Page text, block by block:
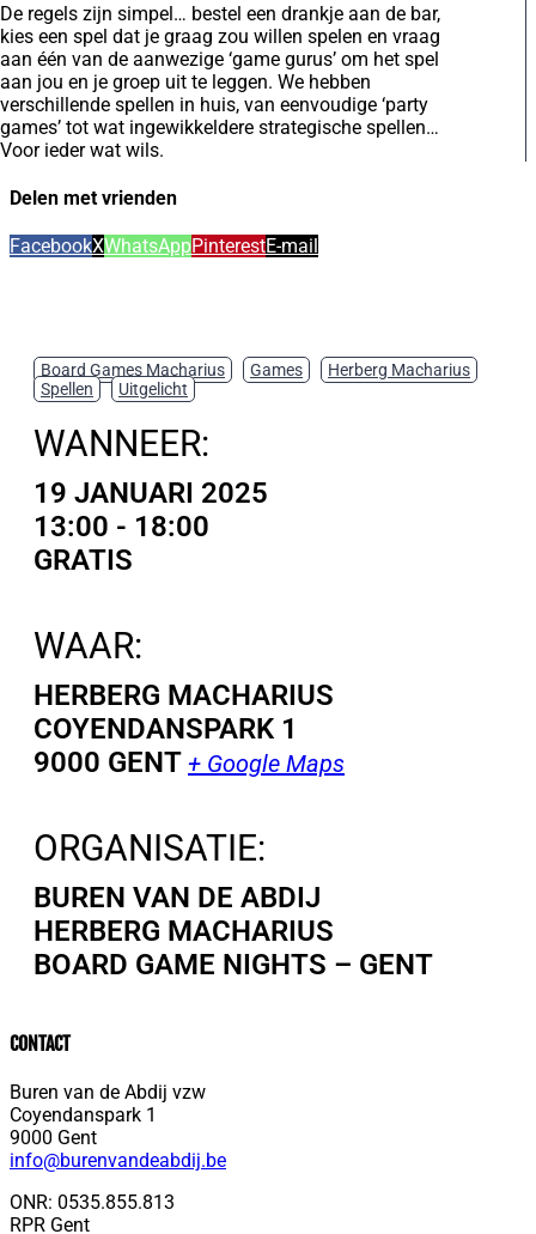
De regels zijn simpel… bestel een drankje aan de bar,
kies een spel dat je graag zou willen spelen en vraag
aan één van de aanwezige ‘game gurus’ om het spel
aan jou en je groep uit te leggen. We hebben
verschillende spellen in huis, van eenvoudige ‘party
games’ tot wat ingewikkeldere strategische spellen…
Voor ieder wat wils.
Delen met vrienden
FacebookXWhatsAppPinterestE-mail
Board Games Macharius Games Herberg Macharius
Spellen
, Uitgelicht
WANNEER:
19 JANUARI 2025
13:00 - 18:00
GRATIS
WAAR:
HERBERG MACHARIUS
COYENDANSPARK 1
9000 GENT + Google Maps
ORGANISATIE:
BUREN VAN DE ABDIJ
HERBERG MACHARIUS
BOARD GAME NIGHTS – GENT
CONTACT
Buren van de Abdij vzw
Coyendanspark 1
9000 Gent
info@burenvandeabdij.be
ONR: 0535.855.813
RPR Gent